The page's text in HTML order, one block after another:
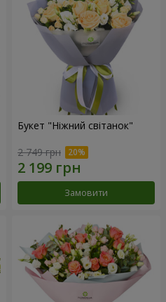
Букет "Ніжний світанок"
2 749 грн
Замовити